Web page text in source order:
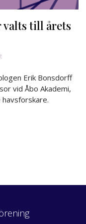
valts till årets
Erik Bonsdorff
vid Åbo Akademi,